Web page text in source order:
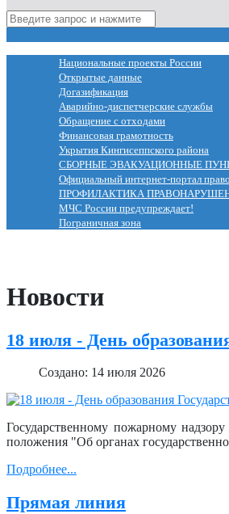
Национальные проекты России
Открытые данные
Догазификация
Аварийно-диспетчерские службы
Обращение с отходами
Финансовая грамотность
Укрытия Кингисеппского района
СБОРНЫЕ ЭВАКУАЦИОННЫЕ
Официальный интернет-портал
ПРОФИЛАКТИКА
МЧС России предупреждает!
Пограничная зона
Новости
18 июля - День
Создано: 14 июля 2026
Государственному пожарному
положения "Об органах
Подробнее...
Прямая линия